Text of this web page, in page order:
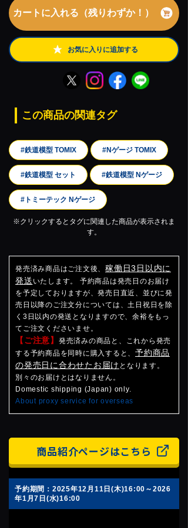
カートに入れる（残りわずか！）
お気に入りに追加する
この商品の関連タグ
#鉄道模型 TOMIX #Nゲージ TOMIX
#鉄道模型 セット #鉄道模型 Nゲージ
#トミーテック Nゲージ
※クリックするとタグに関連した商品が表示されま
す。
発売済み商品はご注文後、 稼働日3日以内に
発送 いたします。 予約商品は発売日のお届け
を予定しておりますが、発売日直近、並びに発
売日以降のご注文分については、土日祝日を除
く3日以内の発送となりますので、余裕をもっ
てご注文くださいませ。
【ご注意】 発売済みの商品と、これから発売
する予約商品を同時に購入すると、 予約商品
の発売日に合わせたお届け となります。
別々のお届けとはなりません。
Domestic shipping (Japan) only.
About proxy service for overseas
商品紹介ページはこちら
予約期間：2025年12月11日(木)16:00～2026
年1月7日(水)16:00